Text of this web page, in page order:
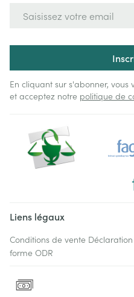
En cliquant sur s'abonner,
et acceptez notre politique de
Liens légaux
Conditions de vente
forme ODR